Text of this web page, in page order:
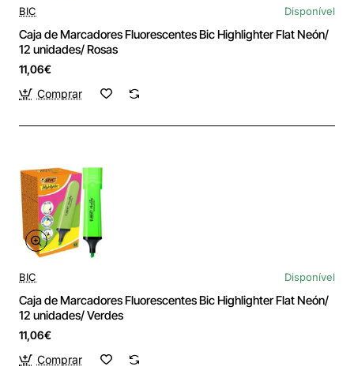
BIC Disponível
Caja de Marcadores Fluorescentes Bic Highlighter Flat Neón/
12 unidades/ Rosas
11,06€
Comprar
BIC Disponível
Caja de Marcadores Fluorescentes Bic Highlighter Flat Neón/
12 unidades/ Verdes
11,06€
Comprar